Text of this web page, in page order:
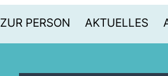
ZUR PERSON AKTUELLES